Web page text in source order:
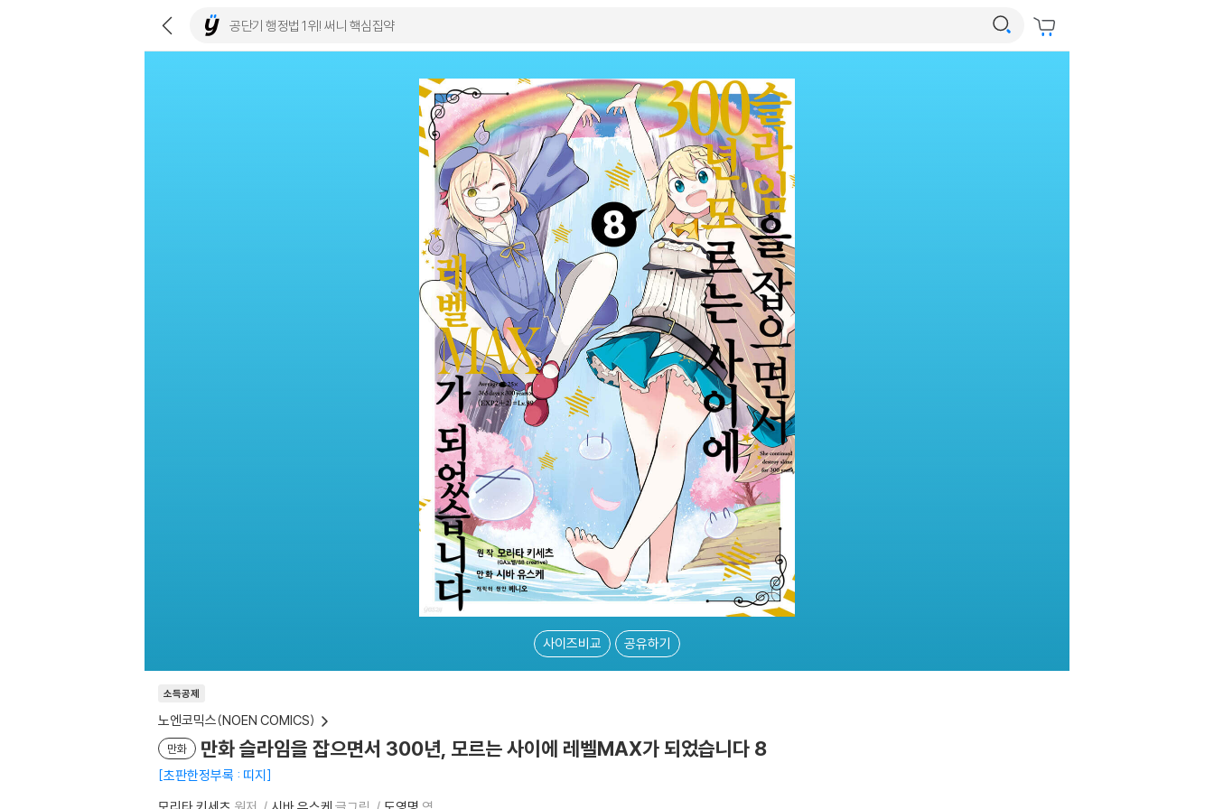
사이즈비교 공유하기
소득공제
노엔코믹스(NOEN COMICS)
만화 만화 슬라임을 잡으면서 300년, 모르는 사이에 레벨MAX가 되었습니다 8
초판한정부록 : 띠지